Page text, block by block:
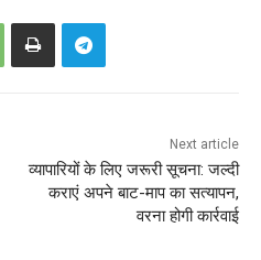
Next article
व्यापारियों के लिए जरूरी सूचना: जल्दी
कराएं अपने बाट-माप का सत्यापन,
वरना होगी कार्रवाई